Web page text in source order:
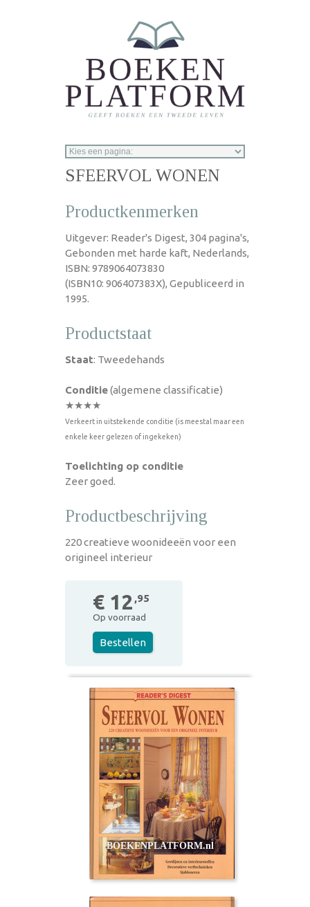
SFEERVOL WONEN
Productkenmerken
Uitgever: Reader's Digest, 304 pagina's,
Gebonden met harde kaft, Nederlands,
ISBN: 9789064073830
(ISBN10: 906407383X), Gepubliceerd in
1995.
Productstaat
Staat: Tweedehands
Conditie(algemene classificatie)
★★★★
Verkeert in uitstekende conditie (is meestal maar een
enkele keer gelezen of ingekeken)
Toelichting op conditie
Zeer goed.
Productbeschrijving
220 creatieve woonideeën voor een
origineel interieur
€ 12 ,95
Op voorraad
Bestellen